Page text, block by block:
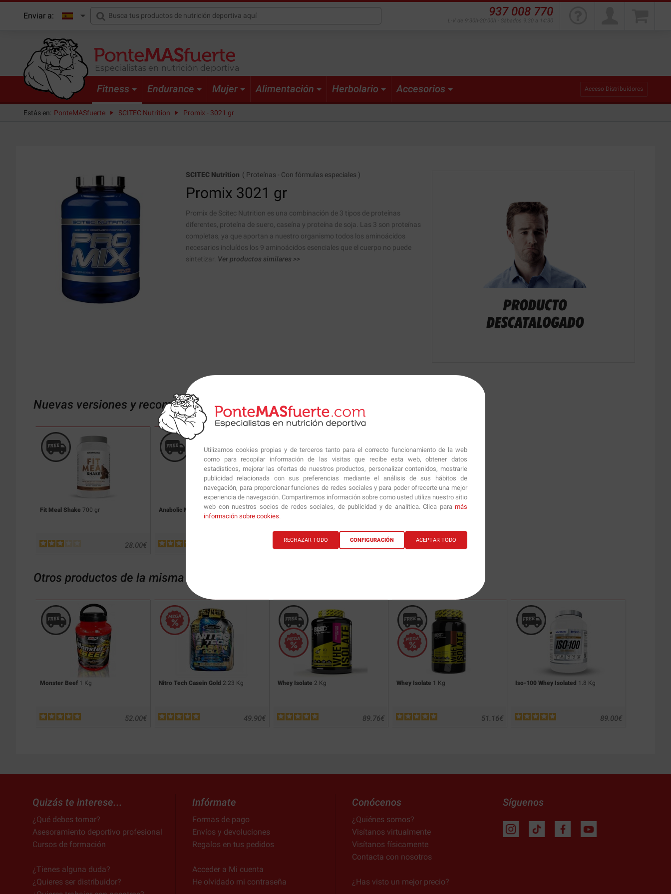
Utilizamos cookies propias y de terceros tanto para el correcto funcionamiento de la web
como para recopilar información de las visitas que recibe esta web, obtener datos
estadísticos, mejorar las ofertas de nuestros productos, personalizar contenidos, mostrarle
publicidad relacionada con sus preferencias mediante el análisis de sus hábitos de
navegación, para proporcionar funciones de redes sociales y para poder ofrecerte una mejor
experiencia de navegación. Compartiremos información sobre como usted utiliza nuestro sitio
web con nuestros socios de redes sociales, de publicidad y de analítica. Clica para más
información sobre cookies.
ACEPTAR TODO
RECHAZAR TODO CONFIGURACIÓN
Enviar a: 937 008 770
Especialistas en nutrición deportiva
Fitness Endurance Mujer Alimentación Herbolario Accesorios Acceso Distribuidores
Estás en: PonteMASfuerte SCITEC Nutrition Promix - 3021 gr
SCITEC Nutrition ( Proteínas - Con fórmulas especiales )
Promix 3021 gr
Promix de Scitec Nutrition es una combinación de 3 tipos de proteínas
diferentes, proteína de suero, caseína y proteína de soja. Las 3 son proteínas
completas, ya que aportan a nuestro organismo todos los aminoácidos
necesarios incluídos los 9 aminoácidos esenciales que el cuerpo no puede
sintetizar. Ver productos similares >>
Nuevas versiones y recomendaciones de nuestros nutricionistas.
Fit Meal Shake 700 gr
€
28.00
Anabolic Masster2.2 Kg Protein Hot Chocolate 350 gr
Otros productos de la misma categoría
Monster Beef 1 Kg
€
52.00
Nitro Tech Casein Gold 2.23 Kg
€
49.90
Whey Isolate 2 Kg
€
89.76
Whey Isolate 1 Kg
€
51.16
Iso-100 Whey Isolated 1.8 Kg
€
89.00
Quizás te interese...
¿Qué debes tomar?
Asesoramiento deportivo profesional
Cursos de formación
¿Tienes alguna duda?
¿Quieres ser distribuidor?
Infórmate
Formas de pago
Envíos y devoluciones
Regalos en tus pedidos
Acceder a Mi cuenta
He olvidado mi contraseña
Conócenos
¿Quiénes somos?
Visítanos virtualmente
Visítanos físicamente
Contacta con nosotros
¿Has visto un mejor precio?
Síguenos